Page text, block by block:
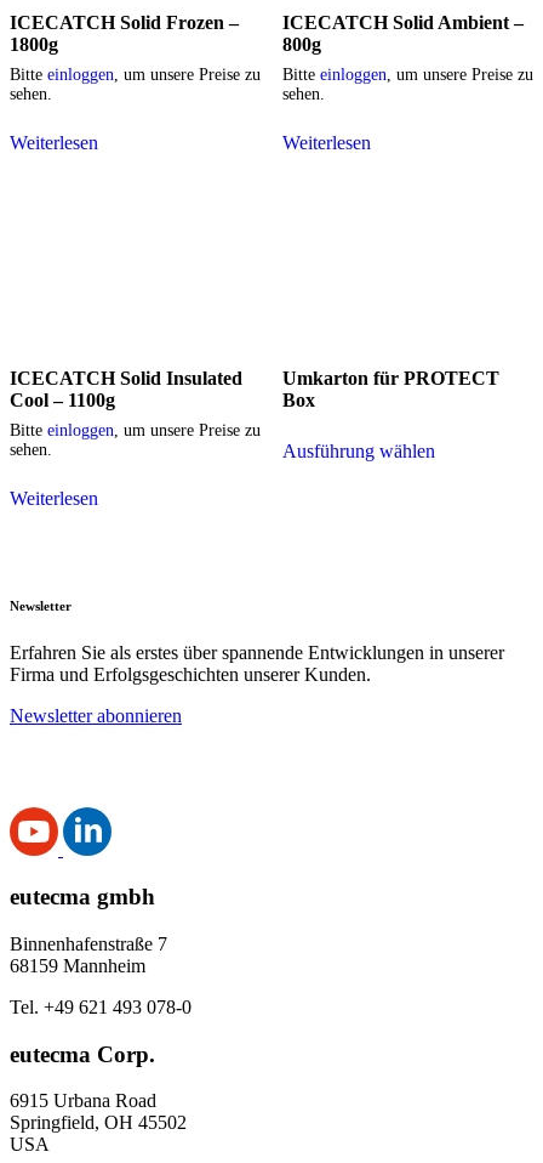
ICECATCH Solid Frozen –
1800g
Bitte einloggen, um unsere Preise zu
sehen.
Weiterlesen
ICECATCH Solid Ambient –
800g
Bitte einloggen, um unsere Preise zu
sehen.
Weiterlesen
ICECATCH Solid Insulated
Cool – 1100g
Bitte einloggen , um unsere Preise zu
sehen.
Weiterlesen
Umkarton für PROTECT
Box
Ausführung wählen
Newsletter
Erfahren Sie als erstes über spannende Entwicklungen in unserer
Firma und Erfolgsgeschichten unserer Kunden.
Newsletter abonnieren
eutecma gmbh
Binnenhafenstraße 7
68159 Mannheim
Tel. +49 621 493 078-0
eutecma Corp.
6915 Urbana Road
Springfield, OH 45502
USA